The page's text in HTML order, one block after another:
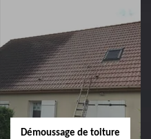
Démoussage de toiture